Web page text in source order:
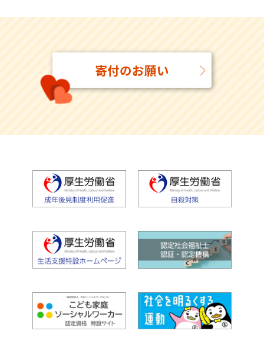
ぱあとなあ東京 継続研修(意思決定支援 概要編)（東京）
2026年8月4日 他団体主催
第８回 地域共生社会推進全国サミットinいずみさの
2026年8月3日 県士会主催
ちょっと聴きたい連続講座(全３回)（北海道）
2026年8月3日 事務局から
【情報提供】厚生労働省からの事務連絡（令和８年熊本地
震の発生に伴い、避難生活が必要となった高齢者、障害
2026年7月31日 事務局から
［令和８年熊本地震］活動支援金の募集について
寄付のお願い